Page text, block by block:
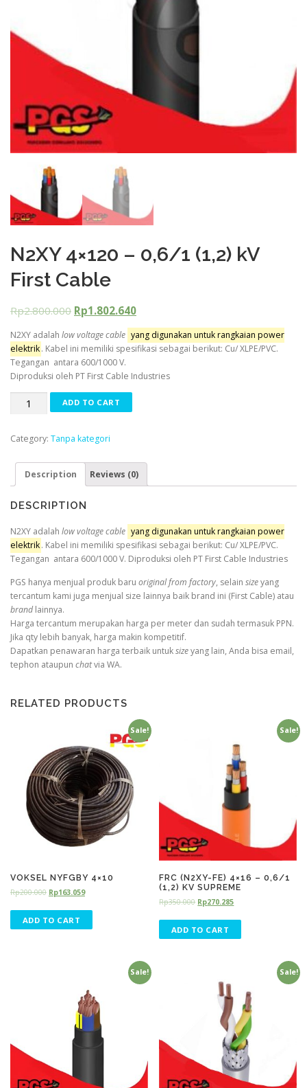
N2XY 4×120 – 0,6/1 (1,2) kV
First Cable
Rp2.800.000 Rp1.802.640
N2XY adalah low voltage cable yang digunakan untuk rangkaian power
elektrik. Kabel ini memiliki spesifikasi sebagai berikut: Cu/ XLPE/PVC.
Tegangan antara 600/1000 V.
Diproduksi oleh PT First Cable Industries
N2XY
0,6/1
kV
First
quantity
ADD TO CART
Category: Tanpa kategori
Description Reviews (0)
DESCRIPTION
N2XY adalah low voltage cable yang digunakan untuk rangkaian power
elektrik. Kabel ini memiliki spesifikasi sebagai berikut: Cu/ XLPE/PVC.
Tegangan antara 600/1000 V. Diproduksi oleh PT First Cable Industries
PGS hanya menjual produk baru original from factory, selain sizeyang
tercantum kami juga menjual size lainnya baik brand ini (First Cable) atau
brandlainnya.
Harga tercantum merupakan harga per meter dan sudah termasuk PPN.
Jika qty lebih banyak, harga makin kompetitif.
Dapatkan penawaran harga terbaik untuksizeyang lain, Anda bisa email,
tephon ataupun chatvia WA.
RELATED PRODUCTS
Sale!
VOKSEL NYFGBY 4×10
Rp200.000 Rp163.059
ADD TO CART
Sale!
FRC (N2XY-FE) 4×16 – 0,6/1
(1,2) KV SUPREME
Rp350.000 Rp270.285
ADD TO CART
Sale! Sale!